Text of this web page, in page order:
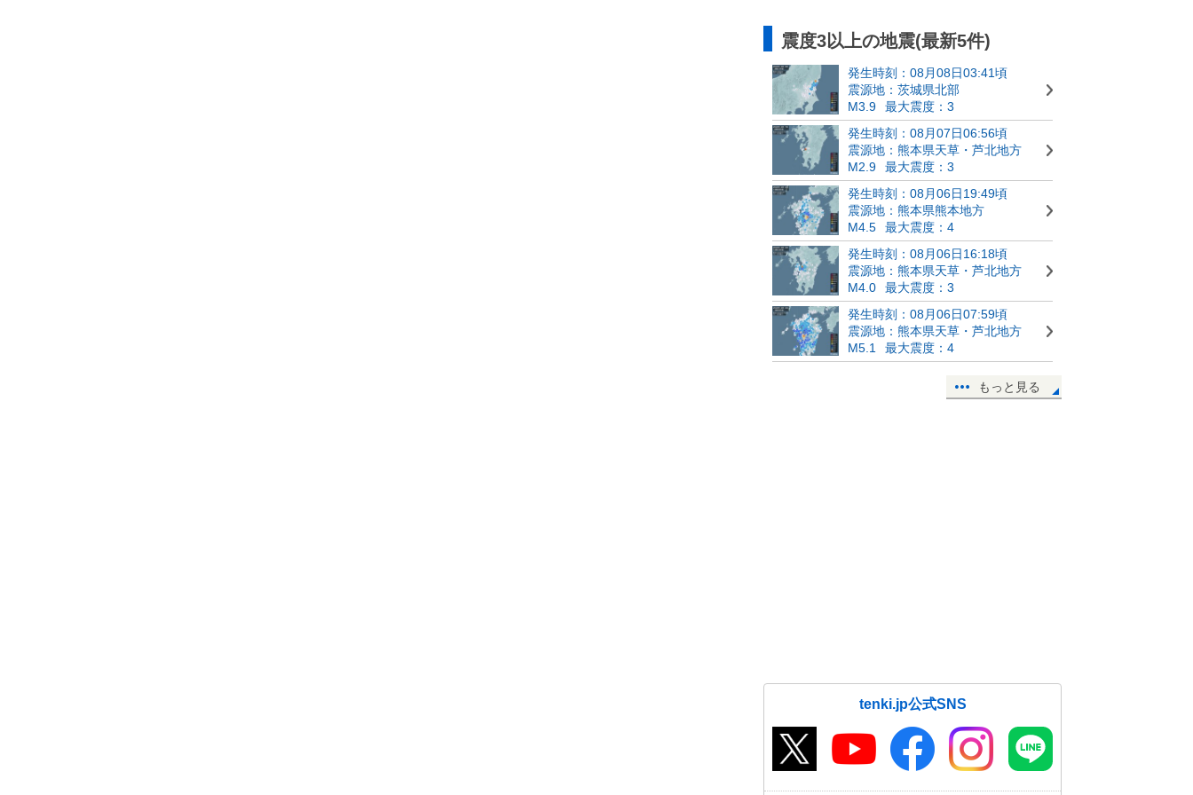
震度3以上の地震(最新5件)
発生時刻：08月08日03:41頃
震源地：茨城県北部
M3.9
最大震度：3
発生時刻：08月07日06:56頃
震源地：熊本県天草・芦北地方
M2.9
最大震度：3
発生時刻：08月06日19:49頃
震源地：熊本県熊本地方
M4.5
最大震度：4
発生時刻：08月06日16:18頃
震源地：熊本県天草・芦北地方
M4.0
最大震度：3
発生時刻：08月06日07:59頃
震源地：熊本県天草・芦北地方
M5.1
最大震度：4
もっと見る
tenki.jp公式SNS